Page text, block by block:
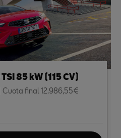
85 kW (115 CV)
Cuota final 12.986,55€